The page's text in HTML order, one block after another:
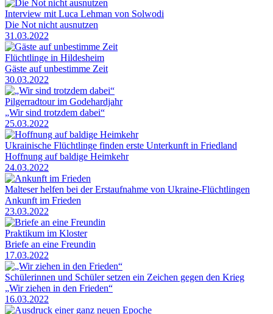
Interview mit Luca Lehman von Solwodi
Die Not nicht ausnutzen
31.03.2022
Flüchtlinge in Hildesheim
Gäste auf unbestimme Zeit
30.03.2022
Pilgerradtour im Godehardjahr
„Wir sind trotzdem dabei“
25.03.2022
Ukrainische Flüchtlinge finden erste Unterkunft in Friedland
Hoffnung auf baldige Heimkehr
24.03.2022
Malteser helfen bei der Erstaufnahme von Ukraine-Flüchtlingen
Ankunft im Frieden
23.03.2022
Praktikum im Kloster
Briefe an eine Freundin
17.03.2022
Schülerinnen und Schüler setzen ein Zeichen gegen den Krieg
„Wir ziehen in den Frieden“
16.03.2022